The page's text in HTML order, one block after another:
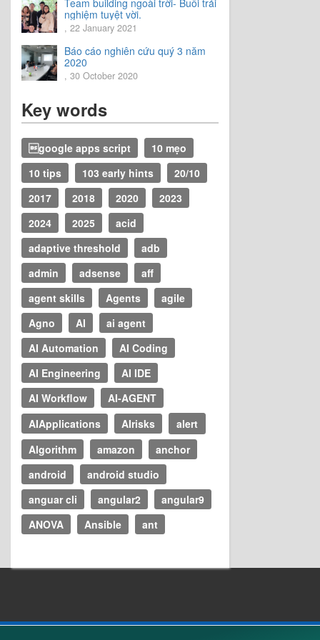
nghiệm tuyệt vời.
, 22 January 2021
Báo cáo nghiên cứu quý 3 năm
2020
, 30 October 2020
Key words
google apps script
10 mẹo
10 tips
103 early hints
20/10
2017
2018 2020
2023
2024
2025
acid
adaptive threshold
adb
admin
adsense
aff
agent skills
Agents
agile
Agno
AI
ai agent
AI Automation
AI Coding
AI Engineering
AI IDE
AI Workflow
AI-AGENT
AIApplications
AIrisks
alert
Algorithm
amazon
anchor
android
android studio
anguar cli
angular2
angular9
ANOVA
Ansible ant